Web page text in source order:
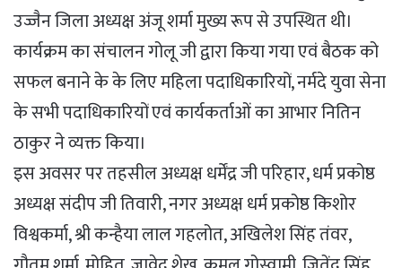
उज्जैन जिला अध्यक्ष अंजू शर्मा मुख्य रूप से उपस्थित थी।
कार्यक्रम का संचालन गोलू जी द्वारा किया गया एवं बैठक को
सफल बनाने के के लिए महिला पदाधिकारियों, नर्मदे युवा सेना
के सभी पदाधिकारियों एवं कार्यकर्ताओं का आभार नितिन
ठाकुर ने व्यक्त किया।
इस अवसर पर तहसील अध्यक्ष धर्मेंद्र जी परिहार, धर्म प्रकोष्ठ
अध्यक्ष संदीप जी तिवारी, नगर अध्यक्ष धर्म प्रकोष्ठ किशोर
विश्वकर्मा, श्री कन्हैया लाल गहलोत, अखिलेश सिंह तंवर,